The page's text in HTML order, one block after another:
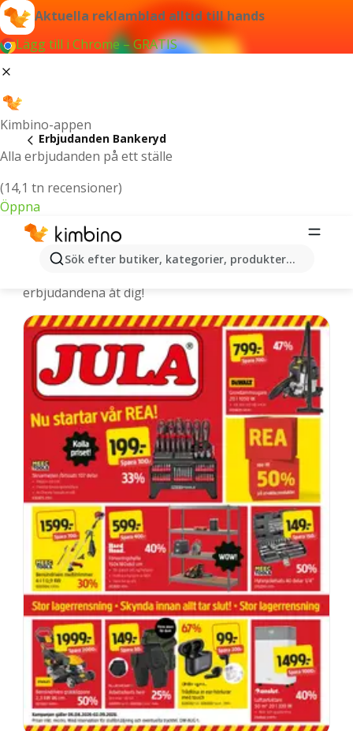
Aktuella reklamblad alltid till hands
Lägg till i Chrome – GRATIS
Kimbino-appen
Alla erbjudanden på ett ställe
(14,1 tn recensioner)
Öppna
Sök efter butiker, kategorier, produkter...
Erbjudanden Bankeryd
Bankeryd - De senaste erbjudandena
erbjudandena åt dig!